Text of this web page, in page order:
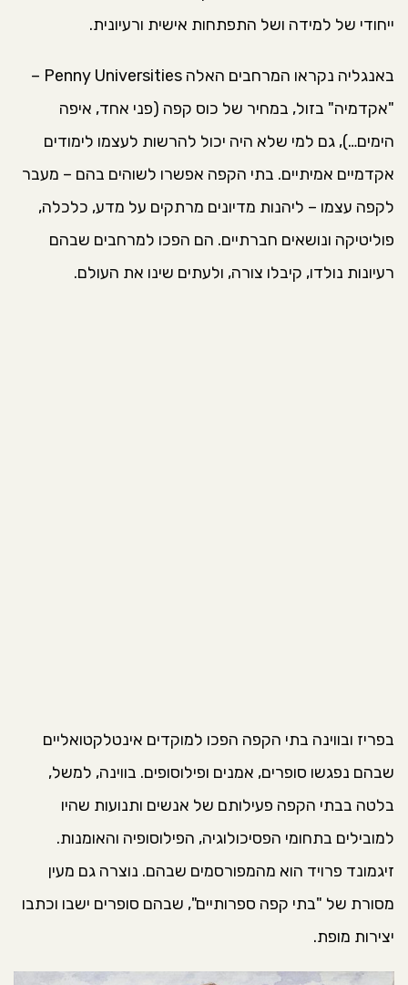
ייחודי של למידה ושל התפתחות אישית ורעיונית.
באנגליה נקראו המרחבים האלה Penny Universities –
"אקדמיה" בזול, במחיר של כוס קפה (פני אחד, איפה
הימים…), גם למי שלא היה יכול להרשות לעצמו לימודים
אקדמיים אמיתיים. בתי הקפה אפשרו לשוהים בהם – מעבר
לקפה עצמו – ליהנות מדיונים מרתקים על מדע, כלכלה,
פוליטיקה ונושאים חברתיים. הם הפכו למרחבים שבהם
רעיונות נולדו, קיבלו צורה, ולעתים שינו את העולם.
בפריז ובווינה בתי הקפה הפכו למוקדים אינטלקטואליים
שבהם נפגשו סופרים, אמנים ופילוסופים. בווינה, למשל,
בלטה בבתי הקפה פעילותם של אנשים ותנועות שהיו
למובילים בתחומי הפסיכולוגיה, הפילוסופיה והאומנות.
זיגמונד פרויד הוא מהמפורסמים שבהם. נוצרה גם מעין
מסורת של "בתי קפה ספרותיים", שבהם סופרים ישבו וכתבו
יצירות מופת.